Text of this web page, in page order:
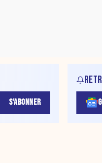
S'ABONNER